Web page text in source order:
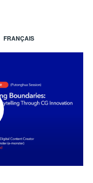
FRANÇAIS